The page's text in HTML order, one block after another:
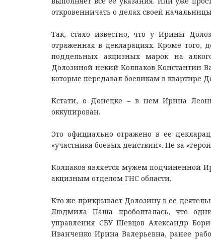
откровенничать о делах своей
Так, стало известно, что у Ирины
отраженная в декларациях. Кроме того,
поддельных акцизных марок на
Долозиной некий Колпаков Константин
которые передавал боевикам в квартире
Кстати, о Донецке – в нем Ирина
оккупирован.
Это официально отражено в ее
«участника боевых действий». Не за
Колпаков является мужем подчиненной
акцизным отделом ГНС области.
Кто же прикрывает Долозину в ее
Людмила Паша проболталась, что
управления СБУ Шевцов Александр
Иванченко Ирина Валерьевна, ранее